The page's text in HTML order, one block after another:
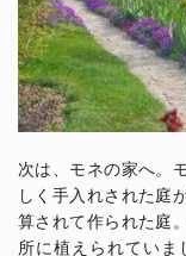
次は、モネの家へ。
しく手入れされた庭
算されて作られた庭
所に植えられていま